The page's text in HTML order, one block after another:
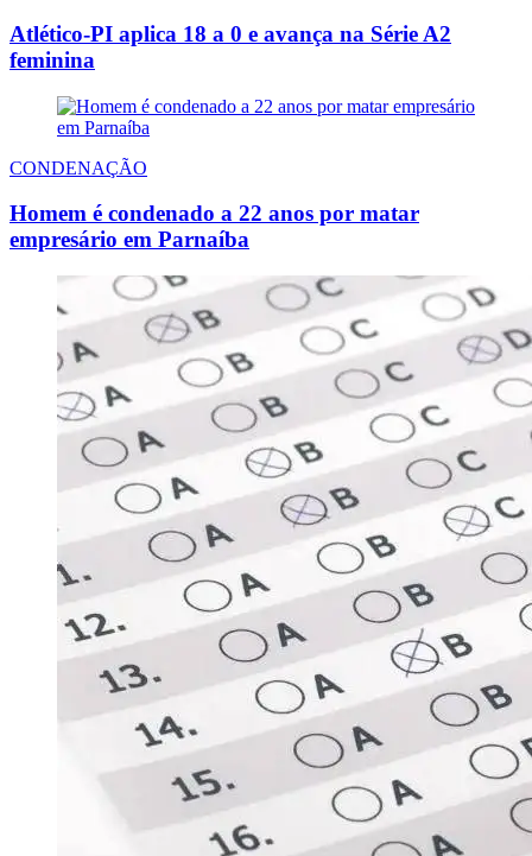
Atlético-PI aplica 18 a 0 e avança na Série A2
feminina
CONDENAÇÃO
Homem é condenado a 22 anos por matar
empresário em Parnaíba